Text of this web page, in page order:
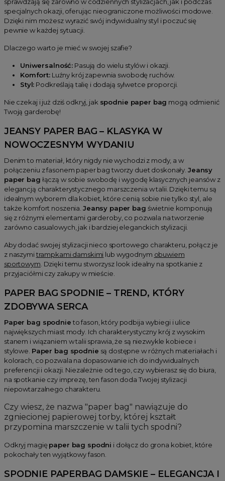
specjalnych okazji, oferując nieograniczone możliwości modowe.
Dzięki nim możesz wyrazić swój indywidualny styl i poczuć się
pewnie w każdej sytuacji.
Dlaczego warto je mieć w swojej szafie?
Uniwersalność: Pasują do wielu stylów i okazji.
Komfort:Luźny krój zapewnia swobodę ruchów.
Styl: Podkreślają talię i dodają sylwetce proporcji.
Nie czekaj i już dziś odkryj, jak spodnie paper bag mogą odmienić
Twoją garderobę!
JEANSY PAPER BAG – KLASYKA W
NOWOCZESNYM WYDANIU
Denim to materiał, który nigdy nie wychodzi z mody, a w
połączeniu z fasonem paper bag tworzy duet doskonały. Jeansy
paper bag łączą w sobie swobodę i wygodę klasycznych jeansów z
elegancją charakterystycznego marszczenia w talii. Dzięki temu są
idealnym wyborem dla kobiet, które cenią sobie nie tylko styl, ale
także komfort noszenia. Jeansy paper bag świetnie komponują
się z różnymi elementami garderoby, co pozwala na tworzenie
zarówno casualowych, jak i bardziej eleganckich stylizacji.
Aby dodać swojej stylizacji nieco sportowego charakteru, połącz je
z naszymitrampkami damskimi lub wygodnym obuwiem
sportowym . Dzięki temu stworzysz look idealny na spotkanie z
przyjaciółmi czy zakupy w mieście.
PAPER BAG SPODNIE – TREND, KTÓRY
ZDOBYWA SERCA
Paper bag spodnie to fason, który podbija wybiegi i ulice
największych miast mody. Ich charakterystyczny krój z wysokim
stanem i wiązaniem w talii sprawia, że są niezwykle kobiece i
stylowe. Paper bag spodnie są dostępne w różnych materiałach i
kolorach, co pozwala na dopasowanie ich do indywidualnych
preferencji i okazji. Niezależnie od tego, czy wybierasz się do biura,
na spotkanie czy imprezę, ten fason doda Twojej stylizacji
niepowtarzalnego charakteru.
Czy wiesz, że nazwa "paper bag" nawiązuje do
zgniecionej papierowej torby, której kształt
przypomina marszczenie w talii tych spodni?
Odkryj magiępaper bag spodni i dołącz do grona kobiet, które
pokochały ten wyjątkowy fason.
SPODNIE PAPERBAG DAMSKIE – ELEGANCJA I